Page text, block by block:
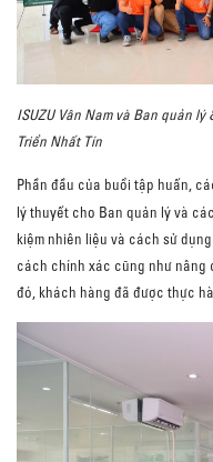
ISUZU Vân Nam và Ban quản lý
Triển Nhất Tín
Phần đầu của buổi tập huấn,
lý thuyết cho Ban quản lý và
kiệm nhiên liệu và cách sử
cách chính xác cũng như nâng
đó, khách hàng đã được thực